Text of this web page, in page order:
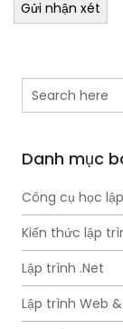
Gửi nhận xét
Danh mục
Công cụ học
Kiến thức lập
Lập trình .Net
Lập trình Web